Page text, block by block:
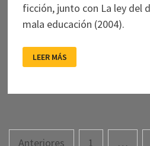
ficción, junto con La ley del
mala educación (2004).
ALMODÓVAR
Y
LAS
DE
LEER MÁS
Navegación
Anteriores 1 …